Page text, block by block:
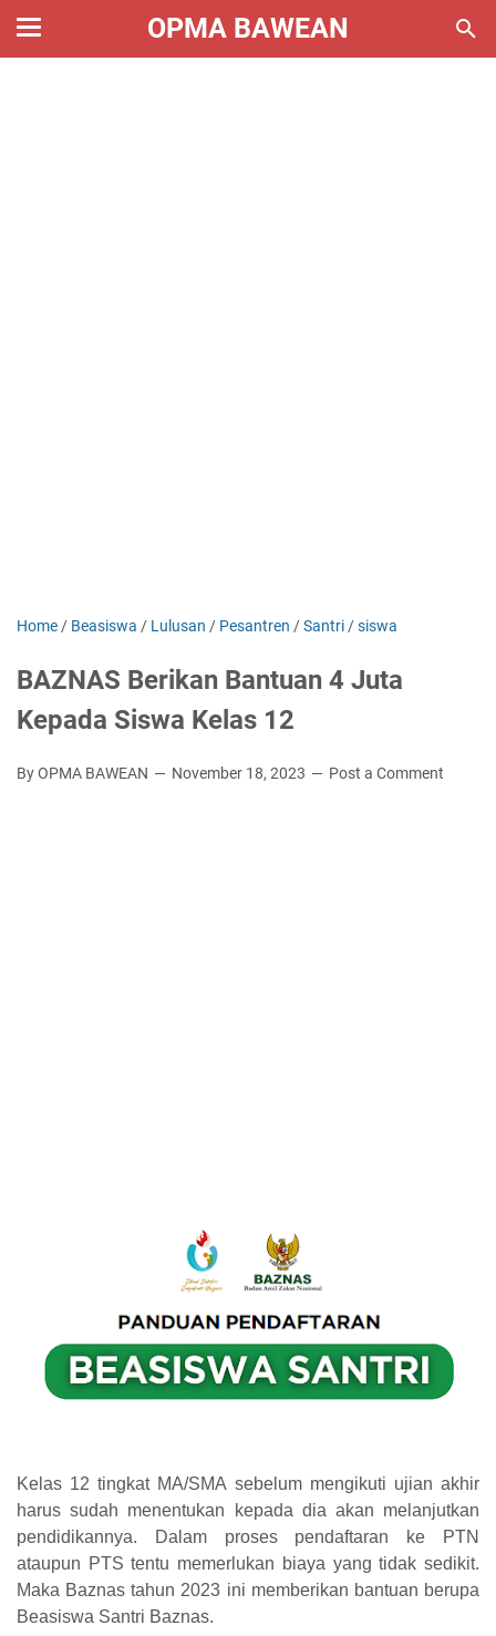
OPMA BAWEAN
Home / Beasiswa / Lulusan / Pesantren /Santri /siswa
BAZNAS Berikan Bantuan 4 Juta
Kepada Siswa Kelas 12
By OPMA BAWEAN November 18, 2023 Post a Comment
Kelas 12 tingkat MA/SMA sebelum mengikuti ujian akhir
harus sudah menentukan kepada dia akan melanjutkan
pendidikannya. Dalam proses pendaftaran ke PTN
ataupun PTS tentu memerlukan biaya yang tidak sedikit.
Maka Baznas tahun 2023 ini memberikan bantuan berupa
Beasiswa Santri Baznas.